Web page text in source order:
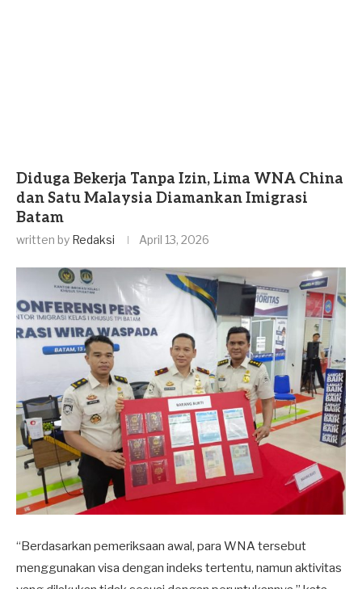
Diduga Bekerja Tanpa Izin, Lima WNA China
dan Satu Malaysia Diamankan Imigrasi
Batam
written by Redaksi April 13, 2026
“Berdasarkan pemeriksaan awal, para WNA tersebut
menggunakan visa dengan indeks tertentu, namun aktivitas